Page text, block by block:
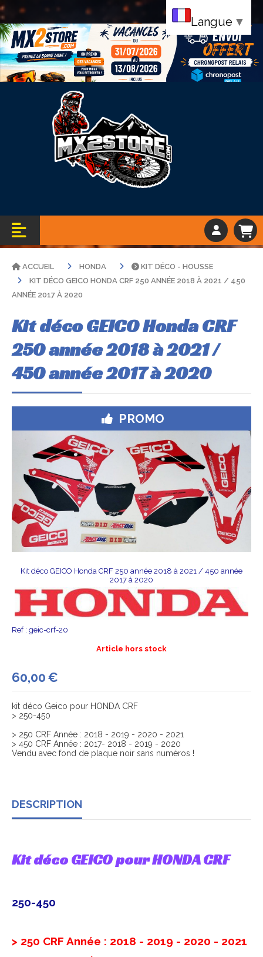
Bandeau vacance
ACCUEIL HONDA
KIT DÉCO - HOUSSE
KIT DÉCO GEICO HONDA CRF 250 ANNÉE 2018 À 2021 / 450
ANNÉE 2017 À 2020
Kit déco GEICO Honda CRF
250 année 2018 à 2021 /
450 année 2017 à 2020
PROMO
Kit déco GEICO Honda CRF 250 année 2018 à 2021 / 450 année
2017 à 2020
Ref : geic-crf-20
60,00€
Article hors stock
kit déco Geico pour HONDA CRF
> 250-450
> 250 CRF Année : 2018 - 2019 - 2020 - 2021
> 450 CRF Année : 2017- 2018 - 2019 - 2020
Vendu avec fond de plaque noir sans numéros !
DESCRIPTION
Kit déco GEICO pour HONDA CRF
250-450
> 250 CRF Année : 2018 - 2019 - 2020 - 2021
Langue ▼